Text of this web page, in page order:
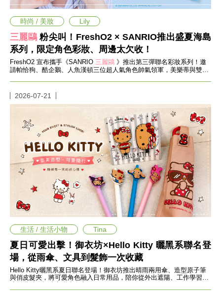
帶
你
玩
帶
你
吃
帶
你
住
出
國
潔
收
生
活
小
物
三麗鷗粉尖叫！FreshO2 × SANRIO推出盛夏海島
系列，限定角色彩妝、周邊太欠收！
FreshO2 宣布攜手《SANRIO 三麗鷗 》推出第三彈聯名彩妝系列！邀
請帕恰狗、酷企鵝、人魚漢頓三位超人氣角色帥氣領軍，美樂蒂與雙星
時尚 / 美妝 Lily
2026-07-21
夏日可愛出擊！御衣坊×Hello Kitty 曬黑系聯名登
場，從雨傘、文具到髮飾一次收藏
Hello Kitty曬黑系夏日聯名登場！御衣坊推出晴雨兩用傘、造型原子筆
與俏皮髮夾，將可愛角色融入日常用品，陪你從外出遮陽、工作學習到
造型搭配，打造充滿少女心
生活 / 生活小物 Tina